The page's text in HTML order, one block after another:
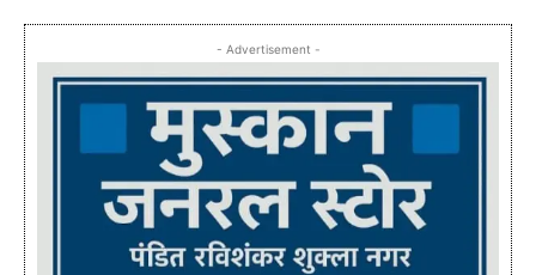
- Advertisement -